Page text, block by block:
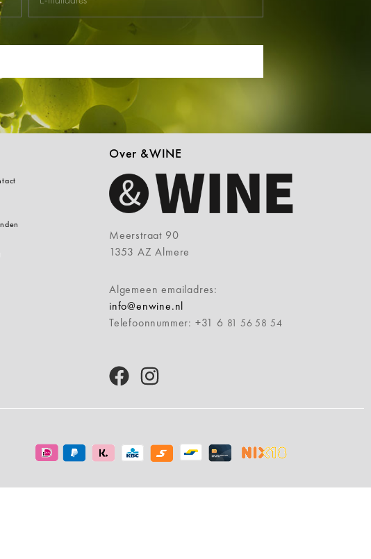
Over &WINE
Meerstraat 90
1353 AZ Almere
Algemeen emailadres:
info@enwine.nl
Telefoonnummer: +31 6 81 56 58 54